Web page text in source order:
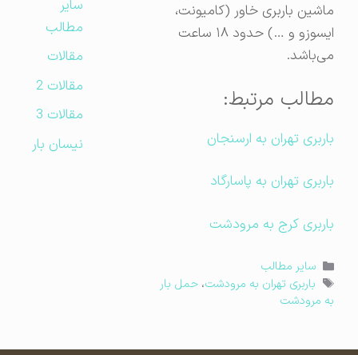
ماشین باربری خاور (کامیونت،
ایسوزو و …) حدود ۱۸ ساعت
می‌باشد.
مطالب مرتبط:
باربری تهران به ارسنجان
باربری تهران به پاسارگاد
باربری کرج به مرودشت
دسته‌ها
سایر مطالب
برچسب‌ها
باربری تهران به مرودشت،حمل بار
به مرودشت
مطالب
مقالات
مقالات 2
مقالات 3
نیسان بار